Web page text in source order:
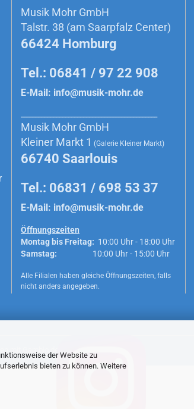
der Website zu
bieten zu können. Weitere
Musik Mohr GmbH
Talstr. 38 (am Saarpfalz Center)
66424 Homburg
Tel.: 06841 / 97 22 908
E-Mail: info@musik-mohr.de
Musik Mohr GmbH
Kleiner Markt 1 (Galerie Kleiner Markt)
66740 Saarlouis
Tel.: 06831 / 698 53 37
E-Mail: info@musik-mohr.de
Öffnungszeiten
Montag bis Freitag: 10:00 Uhr - 18:00 Uhr
Samstag: 10:00 Uhr - 15:00 Uhr
Alle Filialen haben gleiche Öffnungszeiten, falls
nicht anders angegeben.
mit Gambio.de © 2026